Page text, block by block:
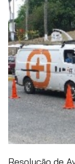
Resolução de